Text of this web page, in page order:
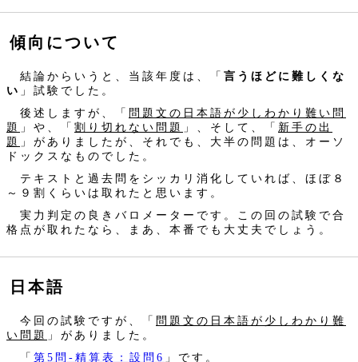
傾向について
結論からいうと、当該年度は、「 言うほどに難しくな
い 」試験でした。
後述しますが、「 問題文の日本語が少しわかり難い問
題 」や、「 割り切れない問題 」、そして、「 新手の出
題 」がありましたが、それでも、大半の問題は、オーソ
ドックスなものでした。
テキストと過去問をシッカリ消化していれば、ほぼ８
～９割くらいは取れたと思います。
実力判定の良きバロメーターです。この回の試験で合
格点が取れたなら、まあ、本番でも大丈夫でしょう。
日本語
今回の試験ですが、「 問題文の日本語が少しわかり難
い問題 」がありました。
「 第5問‐精算表：設問6 」です。